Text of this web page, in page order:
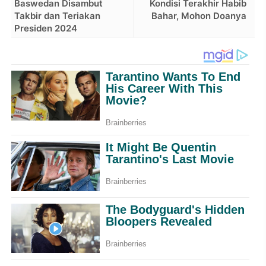
Kondisi Terakhir Habib
Bahar, Mohon Doanya
Baswedan Disambut
Takbir dan Teriakan
Presiden 2024